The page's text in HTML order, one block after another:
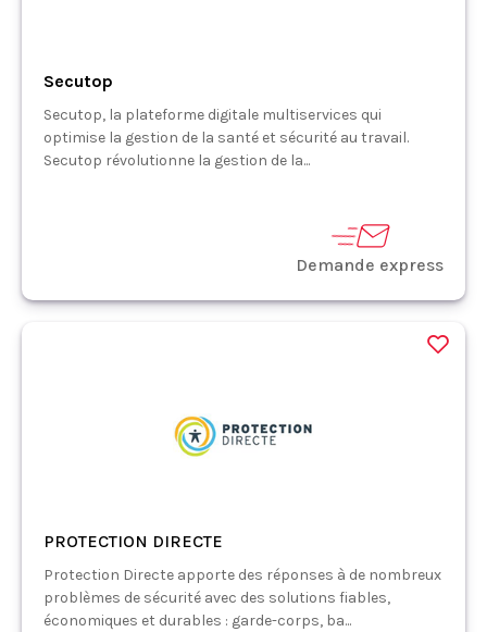
Secutop
Secutop, la plateforme digitale multiservices qui
optimise la gestion de la santé et sécurité au travail.
Secutop révolutionne la gestion de la...
Demande express
PROTECTION DIRECTE
Protection Directe apporte des réponses à de nombreux
problèmes de sécurité avec des solutions fiables,
économiques et durables : garde-corps, ba...